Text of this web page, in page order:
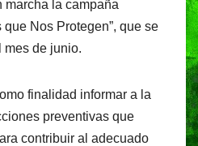
marcha la campaña
Nos Protegen”, que se
mes de junio.
finalidad informar a la
preventivas que
contribuir al adecuado